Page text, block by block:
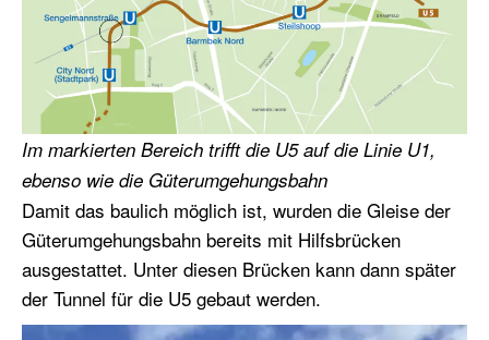
Im markierten Bereich trifft die U5 auf die Linie U1,
ebenso wie die Güterumgehungsbahn
Damit das baulich möglich ist, wurden die Gleise der
Güterumgehungsbahn bereits mit Hilfsbrücken
ausgestattet. Unter diesen Brücken kann dann später
der Tunnel für die U5 gebaut werden.